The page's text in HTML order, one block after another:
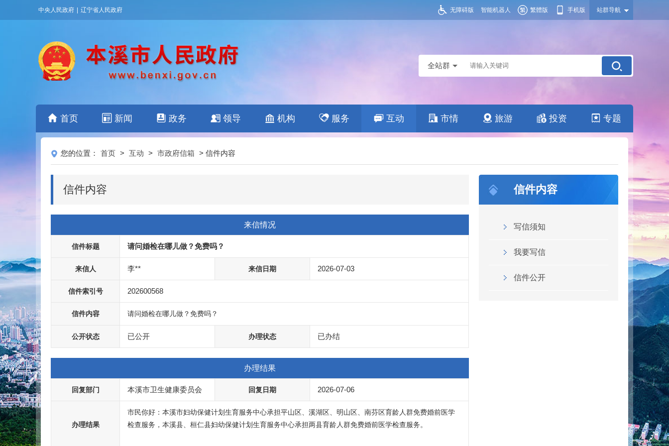
中央人民政府 辽宁省人民政府 站群导航
无障碍版 智能机器人 繁體版 手机版
首页 新闻 政务 领导 机构 服务 互动 市情 旅游 投资 专题
全站群
您的位置： 首页 > 互动 > 市政府信箱 > 信件内容
信件内容
写信须知
我要写信
信件公开
信件内容
来信情况
信件标题 请问婚检在哪儿做？免费吗？
来信人 李** 来信日期 2026-07-03
信件索引号 202600568
信件内容 请问婚检在哪儿做？免费吗？
公开状态 已公开 办理状态 已办结
办理结果
回复部门 本溪市卫生健康委员会 回复日期 2026-07-06
办理结果
市民你好：本溪市妇幼保健计划生育服务中心承担平山区、溪湖区、明山区、南芬区育龄人群免费婚前医学
检查服务，本溪县、桓仁县妇幼保健计划生育服务中心承担两县育龄人群免费婚前医学检查服务。